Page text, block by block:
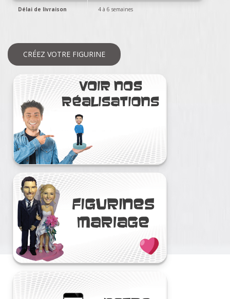
Délai de livraison 4 à 6 semaines
CRÉEZ VOTRE FIGURINE